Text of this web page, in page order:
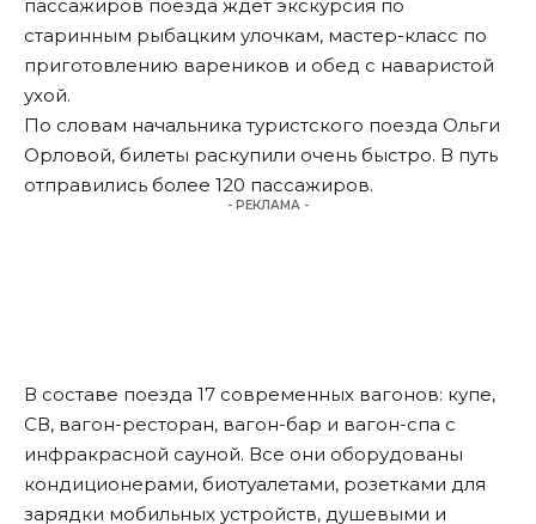
пассажиров поезда ждет экскурсия по
старинным рыбацким улочкам, мастер-класс по
приготовлению вареников и обед с наваристой
ухой.
По словам начальника туристского поезда Ольги
Орловой, билеты раскупили очень быстро. В путь
отправились более 120 пассажиров.
- РЕКЛАМА -
В составе поезда 17 современных вагонов: купе,
СВ, вагон-ресторан, вагон-бар и вагон-спа с
инфракрасной сауной. Все они оборудованы
кондиционерами, биотуалетами, розетками для
зарядки мобильных устройств, душевыми и